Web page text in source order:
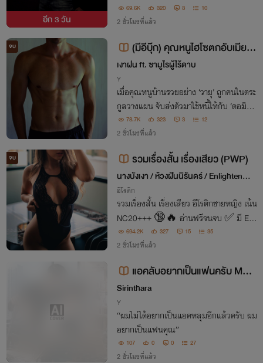
อีก3 วัน
อัลฟ่าหนุ่มมาดขรึม ประธานบริษัทยักษ์ใหญ่
แต่พอตกกลางคืน เลขาแบบเขาก็เปลี่ยนหน้
น
69.6K 320 3 10
2 ชั่วโมงที่แล้ว
จบ
(มีอีบุ๊ก) คุณหนูไฮโซตกอับเมียลั
บของท่านประธาน - [PWP]
เงาฝน ft. ซามูไรผู้ไร้ดาบ
Y
เมื่อคุณหนูบ้านรวยอย่าง ‘วายุ’ ถูกคนในตระ
กูลวางแผน จับส่งตัวมาใช้หนี้ให้กับ ‘ดอมินิก
ส์’ เจ้าหนี้หน้าโหดแต่เอวแซ่บคนนี้
78.7K 323 3 12
2 ชั่วโมงที่แล้ว
จบ รวมเรื่องสั้น เรื่องเสียว (PWP)
นางบังเงา / ห้วงฝันนิรันดร์ / Enlightenme
nt
อีโรติก
รวมเรื่องสั้น เรื่องเสียว อีโรติกชายหญิง เน้น
NC20+++ 🔞🔥 อ่านฟรีจนจบ ✅ มี E-b
ook ทุกเรื่อง
694.2K 327 15 35
2 ชั่วโมงที่แล้ว
แอคลับอยากเป็นแฟนครับ MR.
K IN Love
Sirinthara
Y
“ผมไม่ได้อยากเป็นแอคหลุมอีกแล้วครับ ผม
อยากเป็นแฟนคุณ”
107 0 0 27
2 ชั่วโมงที่แล้ว